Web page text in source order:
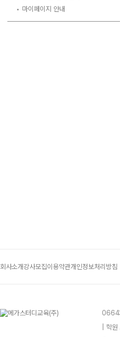
마이페이지 안내
회사소개강사모집이용약관개인정보처리방침
| 학